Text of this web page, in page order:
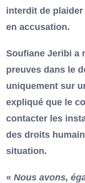
interdit de
en accusation.
Soufiane Jeribi a
preuves dans le
uniquement sur
expliqué que le
contacter les
des droits
situation.
« Nous avons,